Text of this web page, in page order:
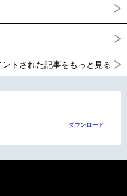
ントされた記事をもっと見る
ダウンロード